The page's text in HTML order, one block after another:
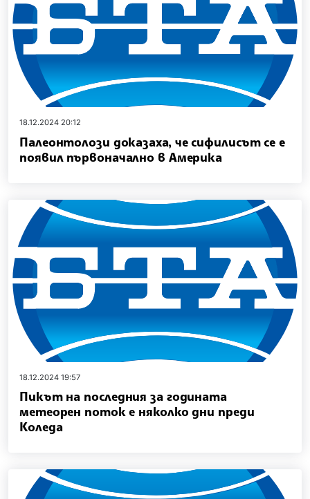
18.12.2024 20:12
Палеонтолози доказаха, че сифилисът се е
появил първоначално в Америка
18.12.2024 19:57
Пикът на последния за годината
метеорен поток е няколко дни преди
Коледа